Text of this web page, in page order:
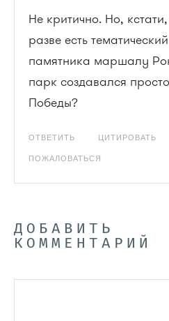
Не критично. Но,
разве есть
памятника маршалу
парк создавался
Победы?
ОТВЕТИТЬ ЦИТИРОВАТЬ
ПОЖАЛОВАТЬСЯ
ДОБАВИТЬ
КОММЕНТАРИЙ